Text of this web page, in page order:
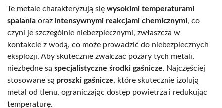
Te metale charakteryzują się wysokimi temperaturami
spalania oraz intensywnymi reakcjami chemicznymi, co
czyni je szczególnie niebezpiecznymi, zwłaszcza w
kontakcie z wodą, co może prowadzić do niebezpiecznych
eksplozji. Aby skutecznie zwalczać pożary tych metali,
niezbędne są specjalistyczne środki gaśnicze. Najczęściej
stosowane są proszki gaśnicze, które skutecznie izolują
metal od tlenu, ograniczając dostęp powietrza i redukując
temperaturę.